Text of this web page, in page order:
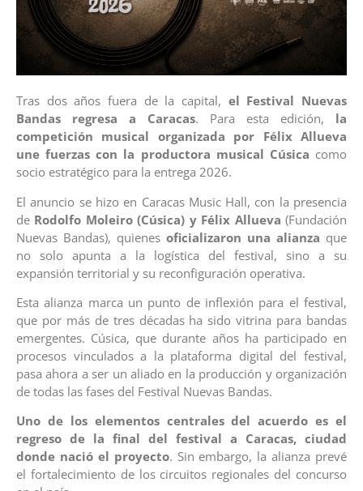
Tras dos años fuera de la capital, el Festival Nuevas
Bandas regresa a Caracas. Para esta edición, la
competición musical organizada por Félix Allueva
une fuerzas con la productora musical Cúsica como
socio estratégico para la entrega 2026.
El anuncio se hizo en Caracas Music Hall, con la presencia
de Rodolfo Moleiro (Cúsica) y Félix Allueva(Fundación
Nuevas Bandas), quienes oficializaron una alianza que
no solo apunta a la logística del festival, sino a su
expansión territorial y su reconfiguración operativa.
Esta alianza marca un punto de inflexión para el festival,
que por más de tres décadas ha sido vitrina para bandas
emergentes. Cúsica, que durante años ha participado en
procesos vinculados a la plataforma digital del festival,
pasa ahora a ser un aliado en la producción y organización
de todas las fases del Festival Nuevas Bandas.
Uno de los elementos centrales del acuerdo es el
regreso de la final del festival a Caracas, ciudad
donde nació el proyecto. Sin embargo, la alianza prevé
el fortalecimiento de los circuitos regionales del concurso